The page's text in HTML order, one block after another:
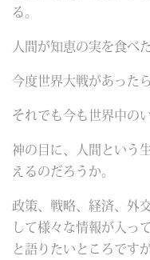
る。
人間が知恵の実を食べ
今度世界大戦があった
それでも今も世界中の
神の目に、人間という
えるのだろうか。
政策、戦略、経済、外
して様々な情報が入っ
と語りたいところです